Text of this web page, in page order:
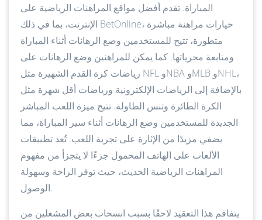
المباراة. تقدم أفضل مواقع المراهنات الرياضية على
الإنترنت، بما في ذلك BetOnline، خيارات مراهنة مباشرة
متطورة، تتيح للمستخدمين وضع الرهانات أثناء المباراة
ومتابعة مجرياتها. كما يمكن للمراهنين وضع الرهانات على
رياضات كرة القدم الشهيرة مثل NFL وNBA وMLB وNHL،
بالإضافة إلى الرياضات الإلكترونية ورياضات أقل شهرة مثل
الكرة الطائرة وتنس الطاولة. تتيح ميزة اللعب المباشر
الجديدة للمستخدمين وضع الرهانات أثناء سير المباراة، مما
يضفي مزيدًا من الإثارة على تجربة اللعب. تُعد تطبيقات
الألعاب على الهاتف المحمول جزءًا لا يتجزأ من مفهوم
المراهنات الرياضية الحديث، حيث توفر الراحة وسهولة
الوصول.
يتفاقم هذا التعقيد لاحقًا بسبب انسحاب بعض المشغلين من